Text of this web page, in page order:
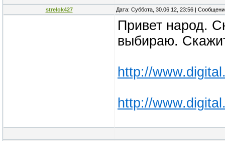
strelok427 Дата: Суббота, 30.06.12, 23:56 |
Привет народ.
выбираю.
http://
http://